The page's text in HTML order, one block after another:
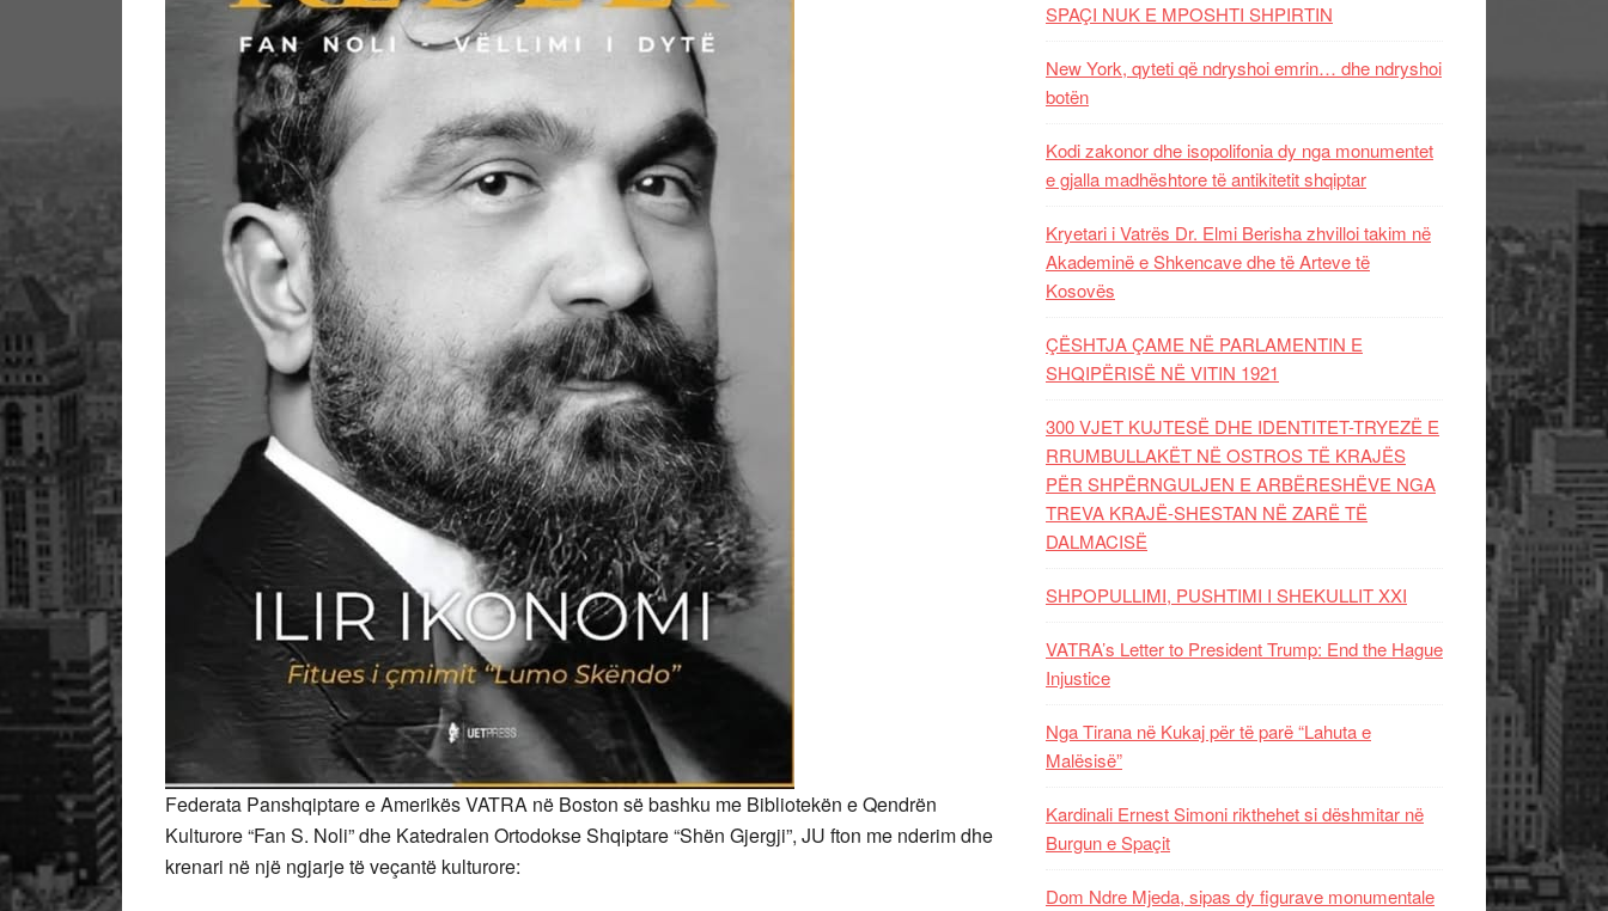
Federata Panshqiptare e Amerikës VATRA në Boston së bashku me Bibliotekën e Qendrën
Kulturore “Fan S. Noli” dhe Katedralen Ortodokse Shqiptare “Shën Gjergji”, JU fton me nderim dhe
krenari në një ngjarje të veçantë kulturore:
SPAÇI NUK E MPOSHTI SHPIRTIN
New York, qyteti që ndryshoi emrin… dhe ndryshoi
botën
Kodi zakonor dhe isopolifonia dy nga monumentet
e gjalla madhështore të antikitetit shqiptar
Kryetari i Vatrës Dr. Elmi Berisha zhvilloi takim në
Akademinë e Shkencave dhe të Arteve të
Kosovës
ÇËSHTJA ÇAME NË PARLAMENTIN E
SHQIPËRISË NË VITIN 1921
300 VJET KUJTESË DHE IDENTITET-TRYEZË E
RRUMBULLAKËT NË OSTROS TË KRAJËS
PËR SHPËRNGULJEN E ARBËRESHËVE NGA
TREVA KRAJË-SHESTAN NË ZARË TË
DALMACISË
SHPOPULLIMI, PUSHTIMI I SHEKULLIT XXI
VATRA’s Letter to President Trump: End the Hague
Injustice
Nga Tirana në Kukaj për të parë “Lahuta e
Malësisë”
Kardinali Ernest Simoni rikthehet si dëshmitar në
Burgun e Spaçit
Dom Ndre Mjeda, sipas dy figurave monumentale